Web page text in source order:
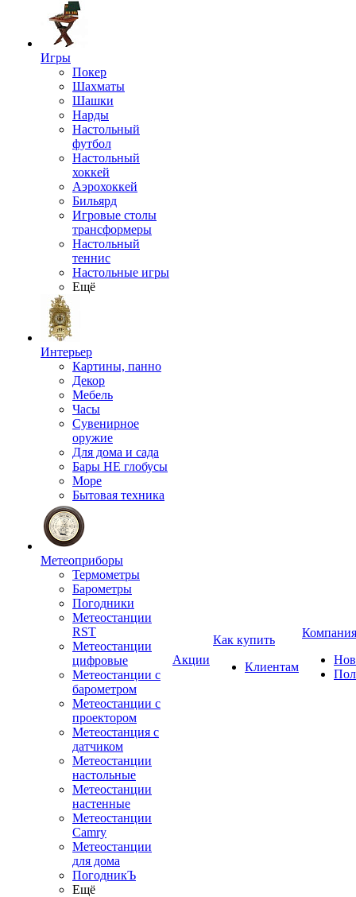
Игры
Покер
Шахматы
Шашки
Нарды
Настольный
футбол
Настольный
хоккей
Аэрохоккей
Бильярд
Игровые столы
трансформеры
Настольный
теннис
Настольные игры
Ещё
Интерьер
Картины, панно
Декор
Мебель
Часы
Сувенирное
оружие
Для дома и сада
Бары НЕ глобусы
Море
Бытовая техника
Метеоприборы
Термометры
Барометры
Погодники
Метеостанции
RST
Метеостанции
цифровые
Метеостанции с
барометром
Метеостанции с
проектором
Метеостанция с
датчиком
Метеостанции
настольные
Метеостанции
настенные
Метеостанции
Camry
Метеостанции
для дома
ПогодникЪ
Ещё
Акции
Как купить
Клиентам
Компания